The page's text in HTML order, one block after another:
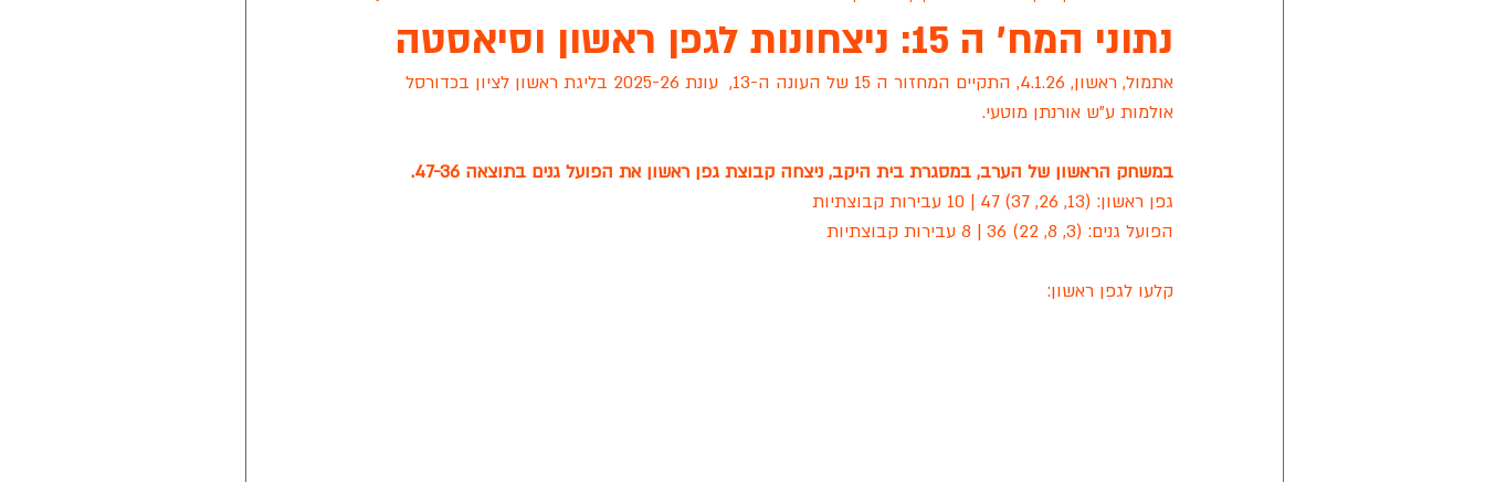
אפיק ניסים מישור הנוף קרית גנים שיקגו ארונות הראל אינגליש סנטר פיינל פור עונת 2021
מתחבר ראשון לציון אליצור ראשון לציון גפן ראשון לציון הכלוב לזכרה של שירה שאשא סיאסטה חלון של מזרן איטלקי
נתוני המח' ה 15: ניצחונות לגפן ראשון וסיאסטה
אתמול, ראשון, 4.1.26, התקיים המחזור ה 15
של העונה ה-13,  עונת 2025-26 בליגת ראשון לציון בכדורסל
אולמות ע"ש אורנתן מוטעי.
במשחק הראשון של הערב, במסגרת בית היקב, ניצחה קבוצת גפן ראשון את הפועל גנים בתוצאה 47-36.
גפן ראשון: (13, 26, 37) 47 | 10 עבירות קבוצתיות
הפועל גנים: (3, 8, 22) 36 | 8 עבירות קבוצתיות
קלעו לגפן ראשון: